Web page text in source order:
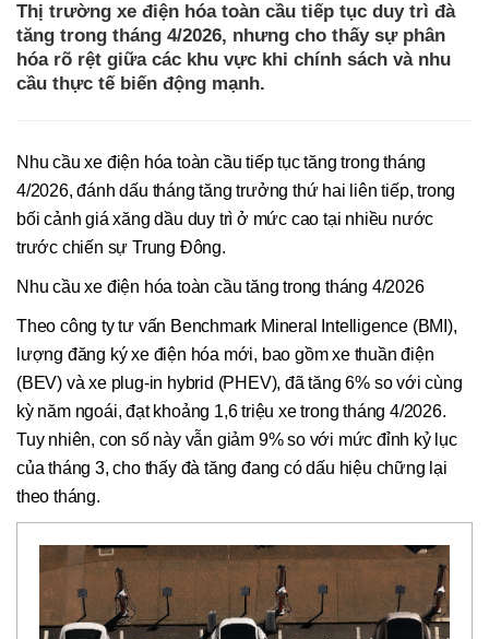
Thị trường xe điện hóa toàn cầu tiếp tục duy trì đà
tăng trong tháng 4/2026, nhưng cho thấy sự phân
hóa rõ rệt giữa các khu vực khi chính sách và nhu
cầu thực tế biến động mạnh.
Nhu cầu xe điện hóa toàn cầu tiếp tục tăng trong tháng
4/2026, đánh dấu tháng tăng trưởng thứ hai liên tiếp, trong
bối cảnh giá xăng dầu duy trì ở mức cao tại nhiều nước
trước chiến sự Trung Đông.
Nhu cầu xe điện hóa toàn cầu tăng trong tháng 4/2026
Theo công ty tư vấn Benchmark Mineral Intelligence (BMI),
lượng đăng ký xe điện hóa mới, bao gồm xe thuần điện
(BEV) và xe plug-in hybrid (PHEV), đã tăng 6% so với cùng
kỳ năm ngoái, đạt khoảng 1,6 triệu xe trong tháng 4/2026.
Tuy nhiên, con số này vẫn giảm 9% so với mức đỉnh kỷ lục
của tháng 3, cho thấy đà tăng đang có dấu hiệu chững lại
theo tháng.